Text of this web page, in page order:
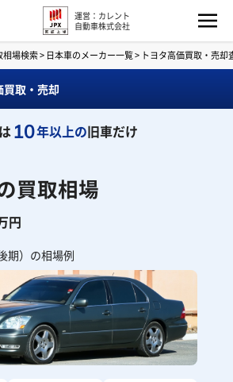
運営：カレント
自動車株式会社
相場検索> 日本車のメーカー一覧> トヨタ高価買取・売却
買取・売却
10年以上の旧車だけ
買取相場
円
期）の相場例